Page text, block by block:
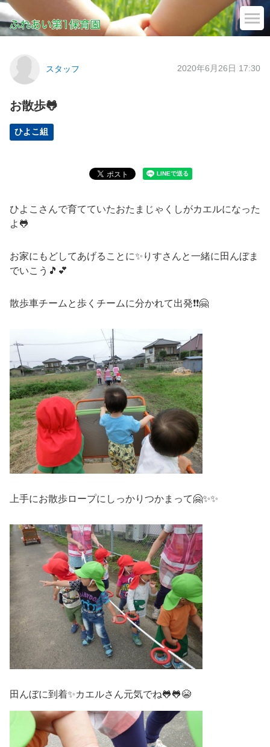
スタッフ 2020年6月26日 17:30
お散歩🐸
ひよこ組
ひよこさんで育てていたおたまじゃくしがカエルになった
よ🐸
お家にもどしてあげることに✨りすさんと一緒に田んぼま
でいこう🎵💕
散歩車チームと歩くチームに分かれて出発❗❗🤗
上手にお散歩ロープにしっかりつかまって🤗✨✨
田んぼに到着✨カエルさん元気でね🐸🐸😭